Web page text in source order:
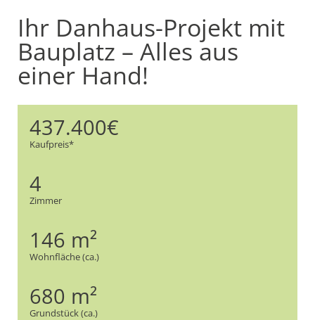
Ihr Danhaus-Projekt mit
Bauplatz – Alles aus
einer Hand!
437.400€
Kaufpreis*
4
Zimmer
146 m²
Wohnfläche (ca.)
680 m²
Grundstück (ca.)